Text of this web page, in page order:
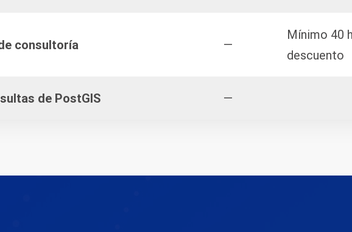
consultoría —
Mínimo 40
descuento
de PostGIS —